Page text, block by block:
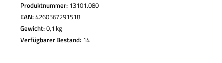
Produktnummer: 13101.080
EAN:4260567291518
Gewicht:0,1 kg
Verfügbarer Bestand: 14